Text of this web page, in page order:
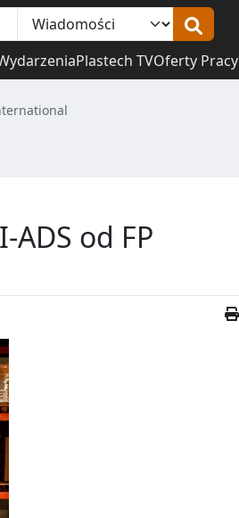
Plastech TVOferty Pracy
od FP